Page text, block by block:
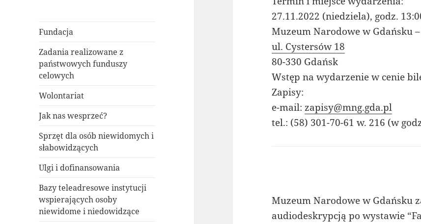
Fundacja
Zadania realizowane z
państwowych funduszy
celowych
Wolontariat
Jak nas wesprzeć?
Sprzęt dla osób niewidomych i
słabowidzących
Ulgi i dofinansowania
Bazy teleadresowe instytucji
wspierających osoby
niewidome i niedowidzące
27.11.2022 (niedziela), godz.
Muzeum Narodowe w Gdańsku
ul. Cystersów 18
80-330 Gdańsk
Wstęp na wydarzenie w cenie
Zapisy:
e-mail:zapisy@mng.gda.pl
tel.: (58) 301-70-61 w. 216 (w
Muzeum Narodowe w Gdańsku
audiodeskrypcją po wystawie